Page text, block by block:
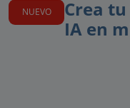
NUEVO
Crea
IA en